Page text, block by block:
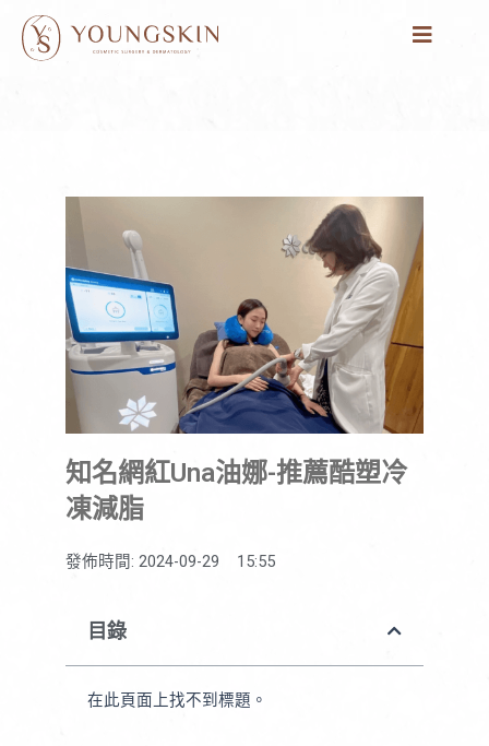
知名網紅Una油娜-推薦酷塑冷
凍減脂
發佈時間: 2024-09-29 15:55
目錄
在此頁面上找不到標題。